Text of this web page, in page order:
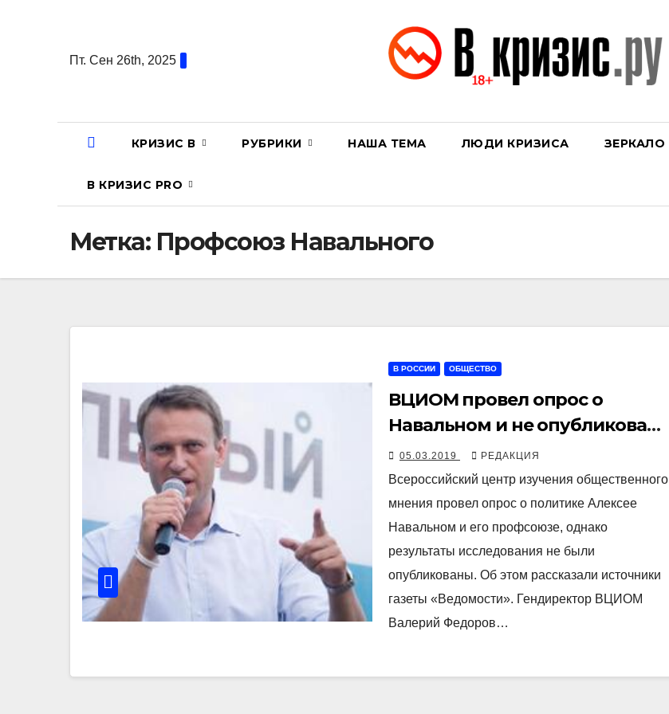
содержаниюПт. Сен 26th, 2025
КРИЗИС В РУБРИКИ НАША ТЕМА ЛЮДИ КРИЗИСА ЗЕРКАЛО
В КРИЗИС PRO
Метка: Профсоюз Навального
В РОССИИ ОБЩЕСТВО
ВЦИОМ провел опрос о
Навальном и не опубликовал
результаты
05.03.2019 РЕДАКЦИЯ
Всероссийский центр изучения общественного
мнения провел опрос о политике Алексее
Навальном и его профсоюзе, однако
результаты исследования не были
опубликованы. Об этом рассказали источники
газеты «Ведомости». Гендиректор ВЦИОМ
Валерий Федоров…